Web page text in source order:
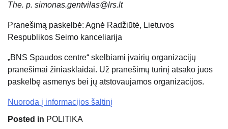
The. p. simonas.gentvilas@lrs.lt
Pranešimą paskelbė: Agnė Radžiūtė, Lietuvos
Respublikos Seimo kanceliarija
„BNS Spaudos centre“ skelbiami įvairių organizacijų
pranešimai žiniasklaidai. Už pranešimų turinį atsako juos
paskelbę asmenys bei jų atstovaujamos organizacijos.
Nuoroda į informacijos šaltinį
Posted in POLITIKA